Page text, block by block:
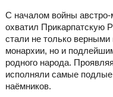
С началом войны австро-
охватил Прикарпатскую
стали не только верными
монархии, но и
родного народа.
исполняли самые
наёмников.